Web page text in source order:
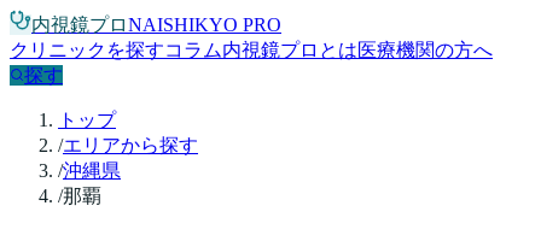
内視鏡プロNAISHIKYO PRO
クリニックを探すコラム内視鏡プロとは医療機関の方へ
探す
トップ
/エリアから探す
/沖縄県
/那覇